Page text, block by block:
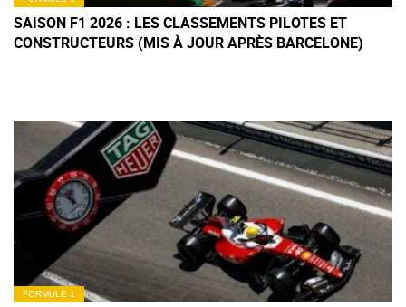
SAISON F1 2026 : LES CLASSEMENTS PILOTES ET
CONSTRUCTEURS (MIS À JOUR APRÈS BARCELONE)
FORMULE 1